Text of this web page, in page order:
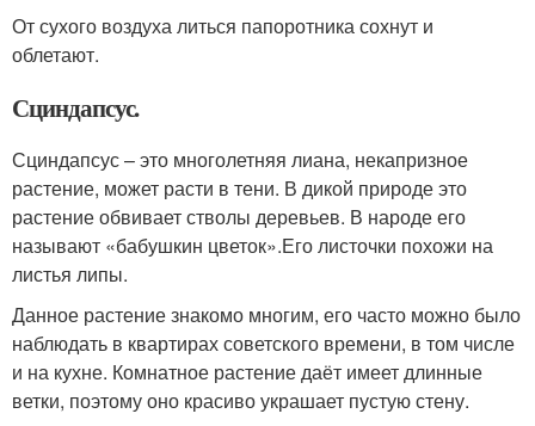
От сухого воздуха литься папоротника сохнут и
облетают.
Сциндапсус.
Сциндапсус – это многолетняя лиана, некапризное
растение, может расти в тени. В дикой природе это
растение обвивает стволы деревьев. В народе его
называют «бабушкин цветок».Его листочки похожи на
листья липы.
Данное растение знакомо многим, его часто можно было
наблюдать в квартирах советского времени, в том числе
и на кухне. Комнатное растение даёт имеет длинные
ветки, поэтому оно красиво украшает пустую стену.